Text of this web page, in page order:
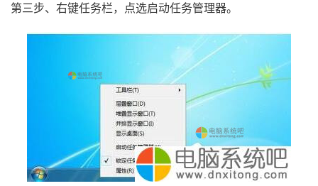
第三步、右键任务栏，点选启动任务管理器。